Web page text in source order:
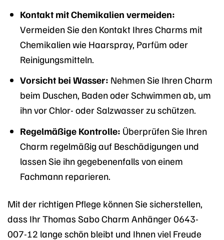
Kontakt mit Chemikalien vermeiden:
Vermeiden Sie den Kontakt Ihres Charms mit
Chemikalien wie Haarspray, Parfüm oder
Reinigungsmitteln.
Vorsicht bei Wasser: Nehmen Sie Ihren Charm
beim Duschen, Baden oder Schwimmen ab, um
ihn vor Chlor- oder Salzwasser zu schützen.
Regelmäßige Kontrolle: Überprüfen Sie Ihren
Charm regelmäßig auf Beschädigungen und
lassen Sie ihn gegebenenfalls von einem
Fachmann reparieren.
Mit der richtigen Pflege können Sie sicherstellen,
dass Ihr Thomas Sabo Charm Anhänger 0643-
007-12 lange schön bleibt und Ihnen viel Freude